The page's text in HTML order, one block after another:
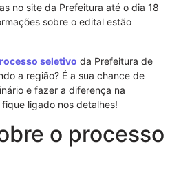
no site da Prefeitura até o dia 18
sobre o edital estão
seletivo da Prefeitura de
a região? É a sua chance de
e fazer a diferença na
ligado nos detalhes!
o processo